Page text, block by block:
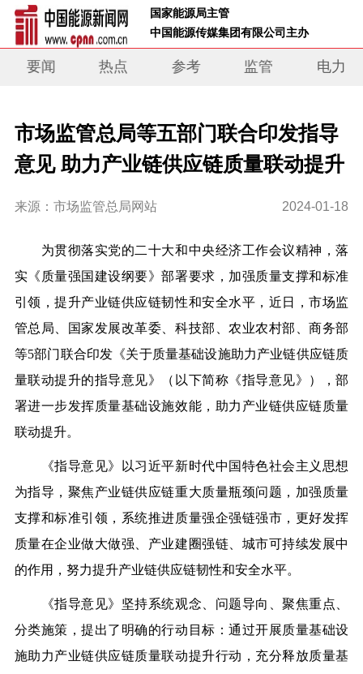
国家能源局主管
中国能源传媒集团有限公司主办
要闻 热点 参考 监管 电力
市场监管总局等五部门联合印发指导
意见 助力产业链供应链质量联动提升
来源：市场监管总局网站 2024-01-18
为贯彻落实党的二十大和中央经济工作会议精神，落
实《质量强国建设纲要》部署要求，加强质量支撑和标准
引领，提升产业链供应链韧性和安全水平，近日，市场监
管总局、国家发展改革委、科技部、农业农村部、商务部
等5部门联合印发《关于质量基础设施助力产业链供应链质
量联动提升的指导意见》（以下简称《指导意见》），部
署进一步发挥质量基础设施效能，助力产业链供应链质量
联动提升。
《指导意见》以习近平新时代中国特色社会主义思想
为指导，聚焦产业链供应链重大质量瓶颈问题，加强质量
支撑和标准引领，系统推进质量强企强链强市，更好发挥
质量在企业做大做强、产业建圈强链、城市可持续发展中
的作用，努力提升产业链供应链韧性和安全水平。
《指导意见》坚持系统观念、问题导向、聚焦重点、
分类施策，提出了明确的行动目标：通过开展质量基础设
施助力产业链供应链质量联动提升行动，充分释放质量基